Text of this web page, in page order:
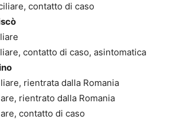
contatto di caso
contatto di caso, asintomatica
rientrata dalla Romania
rientrato dalla Romania
contatto di caso